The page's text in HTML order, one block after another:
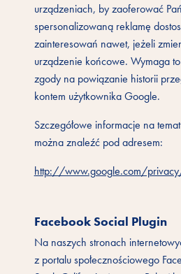
urządzeniach, by zaoferować
spersonalizowaną reklamę
zainteresowań nawet, jeżeli
urządzenie końcowe. Wymaga
zgody na powiązanie historii
kontem użytkownika Google.
Szczegółowe informacje na
można znaleźć pod adresem:
http://www.google.com/
Facebook Social Plugin
Na naszych stronach
z portalu społecznościowego